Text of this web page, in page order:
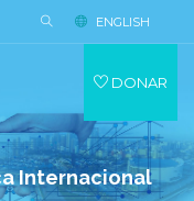
Internacional
ENGLISH
DONAR